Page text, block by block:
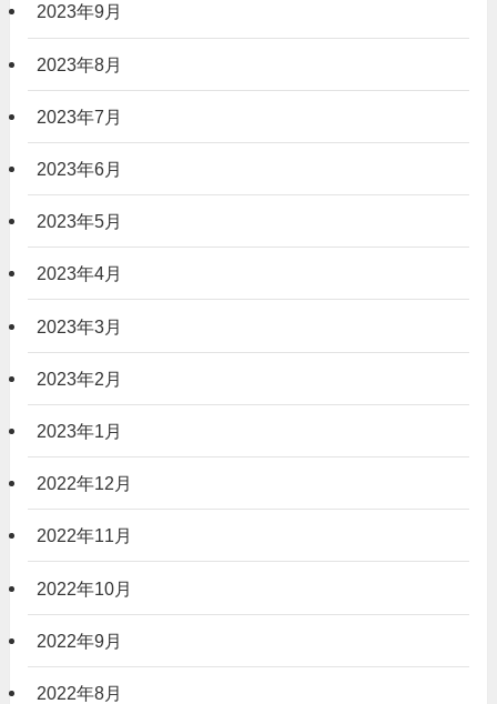
2023年9月
2023年8月
2023年7月
2023年6月
2023年5月
2023年4月
2023年3月
2023年2月
2023年1月
2022年12月
2022年11月
2022年10月
2022年9月
2022年8月